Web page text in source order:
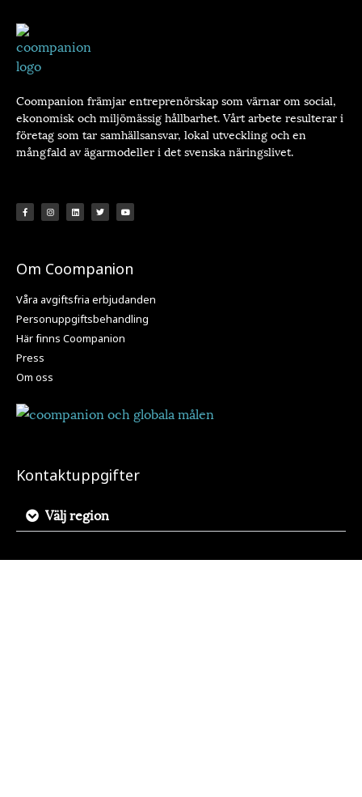
Coompanion främjar entreprenörskap som värnar om social,
ekonomisk och miljömässig hållbarhet. Vårt arbete resulterar i
företag som tar samhällsansvar, lokal utveckling och en
mångfald av ägarmodeller i det svenska näringslivet.
Om Coompanion
Våra avgiftsfria erbjudanden
Personuppgiftsbehandling
Här finns Coompanion
Press
Om oss
Kontaktuppgifter
Välj region